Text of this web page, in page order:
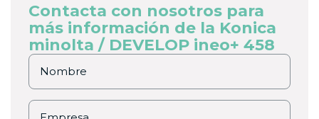
Contacta con nosotros para
más información de la Konica
minolta / DEVELOP ineo+ 458